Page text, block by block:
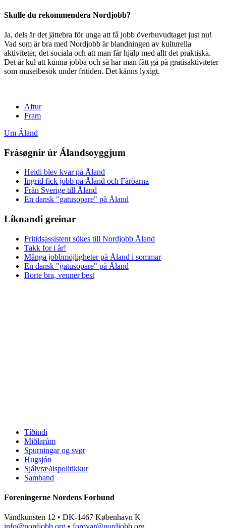
Skulle du rekommendera Nordjobb?
Ja, dels är det jättebra för unga att få jobb överhuvudtaget just nu!
Vad som är bra med Nordjobb är blandningen av kulturella
aktiviteter, det sociala och att man får hjälp med allt det praktiska.
Det är kul att kunna jobba och så har man fått gå på gratisaktiviteter
som museibesök under fritiden. Det känns lyxigt.
Aftur
Fram
Um Áland
Frásøgnir úr Álandsoyggjum
Heidi blev kvar på Åland
Ingrid fick jobb på Åland och Färöarna
Från Sverige till Åland
En dansk "gatusopare" på Åland
Líknandi greinar
Fritidsassistent sökes till Nordjobb Åland
Takk for i år!
Många jobbmöjligheter på Åland i sommar
En dansk "gatusopare" på Åland
Borte bra, venner best
Tíðindi
Miðlarúm
Spurningar og svør
Hugsjón
Sjálvræðispolitikkur
Samband
Foreningerne Nordens Forbund
Vandkunsten 12 • DK-1467 København K